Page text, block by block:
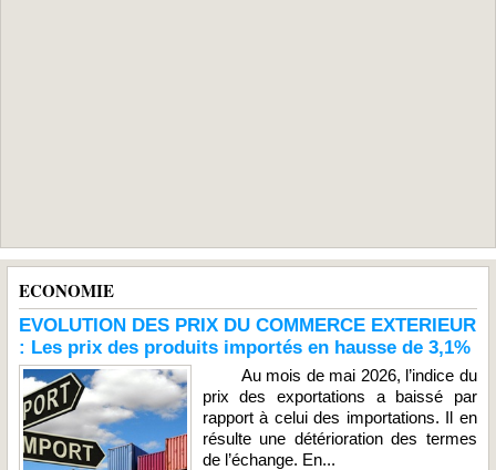
ECONOMIE
EVOLUTION DES PRIX DU COMMERCE EXTERIEUR
: Les prix des produits importés en hausse de 3,1%
Au mois de mai 2026, l’indice du
prix des exportations a baissé par
rapport à celui des importations. Il en
résulte une détérioration des termes
de l’échange. En...